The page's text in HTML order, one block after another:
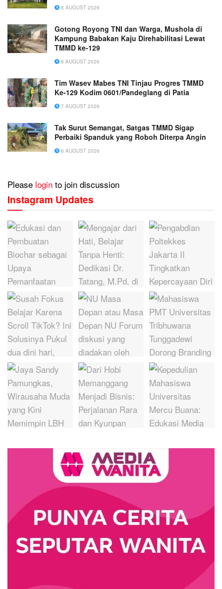
8 AUGUST 2026
Gotong Royong TNI dan Warga, Mushola di
Kampung Babakan Kaju Direhabilitasi Lewat
TMMD ke-129
8 AUGUST 2026
Tim Wasev Mabes TNI Tinjau Progres TMMD
Ke-129 Kodim 0601/Pandeglang di Patia
7 AUGUST 2026
Tak Surut Semangat, Satgas TMMD Sigap
Perbaiki Spanduk yang Roboh Diterpa Angin
6 AUGUST 2026
Please login to join discussion
Instagram Updates